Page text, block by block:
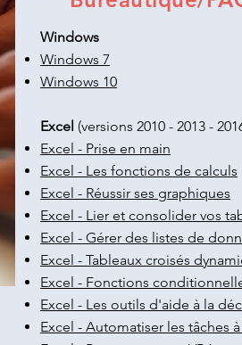
Windows
Windows 7
Windows 10
Excel (versions 2010 - 2013 -
Excel - Prise en main
Excel - Les fonctions de calculs
Excel - Réussir ses graphiques
Excel - Lier et consolider vos
Excel - Gérer des listes de
Excel - Tableaux croisés
Excel - Fonctions
Excel - Les outils d'aide à la
Excel - Automatiser les tâches